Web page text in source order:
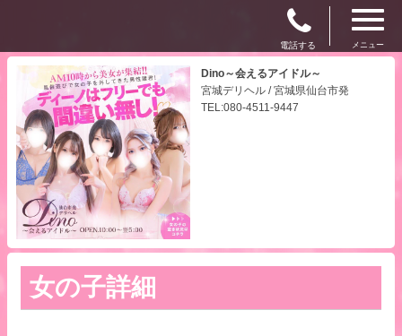
電話する メニュー
Dino～会えるアイドル～
宮城デリヘル / 宮城県仙台市発
TEL:080-4511-9447
女の子詳細